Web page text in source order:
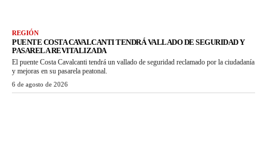
REGIÓN
PUENTE COSTA CAVALCANTI TENDRÁ VALLADO DE SEGURIDAD Y
PASARELA REVITALIZADA
El puente Costa Cavalcanti tendrá un vallado de seguridad reclamado por la ciudadanía
y mejoras en su pasarela peatonal.
6 de agosto de 2026